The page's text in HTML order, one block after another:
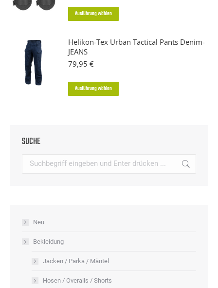
Ausführung wählen
weist
auf.
Die
Produktseite
Helikon-Tex Urban Tactical Pants Denim-
JEANS
79,95 €
Ausführung wählen
Die
SUCHE
Neu
Bekleidung
Jacken / Parka / Mäntel
Hosen / Overalls / Shorts